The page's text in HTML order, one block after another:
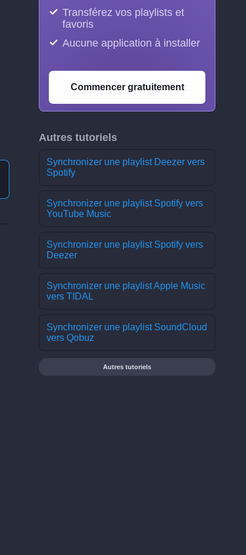
Transférez vos playlists et
favoris
Aucune application à installer
Commencer gratuitement
Autres tutoriels
Synchronizer une playlist Deezer vers
Spotify
Synchronizer une playlist Spotify vers
YouTube Music
Synchronizer une playlist Spotify vers
Deezer
Synchronizer une playlist Apple Music
vers TIDAL
Synchronizer une playlist SoundCloud
vers Qobuz
Autres tutoriels